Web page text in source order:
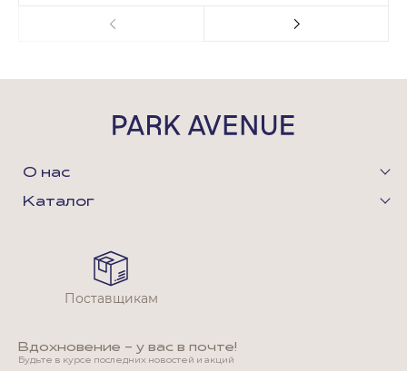
О нас
Каталог
Вдохновение - у вас в почте!
Будьте в курсе последних новостей и акций
Поставщикам